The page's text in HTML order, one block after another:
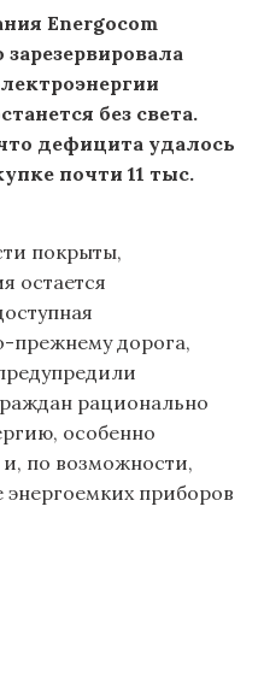
Energocom
без света.
дефицита удалось
почти 11 тыс.
покрыты,
остается
прежнему дорога,
рационально
особенно
и, по возможности,
приборов